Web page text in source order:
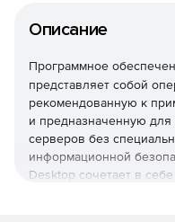
Описание
Программное
представляет собой
рекомендованную к
и предназначенную
серверов без
информационной
Desktop сочетает в